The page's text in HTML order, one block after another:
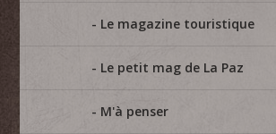
Le magazine touristique
Le petit mag de La Paz
M'à penser